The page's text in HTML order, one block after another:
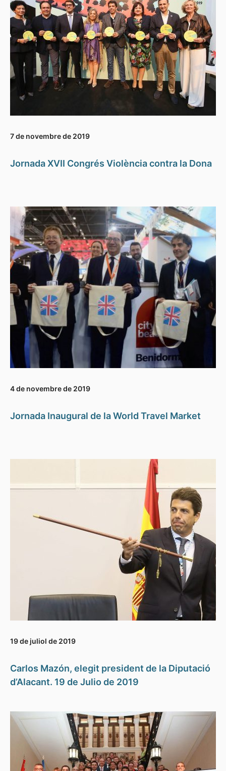
7 de novembre de 2019
Jornada XVII Congrés Violència contra la Dona
4 de novembre de 2019
Jornada Inaugural de la World Travel Market
19 de juliol de 2019
Carlos Mazón, elegit president de la Diputació
d’Alacant. 19 de Julio de 2019